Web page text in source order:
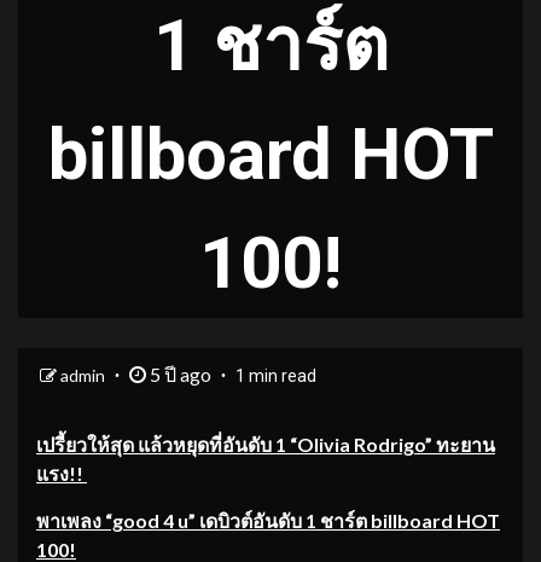
1 ชาร์ต
billboard HOT
100!
admin 5 ปี ago 1 min read
เปรี้ยวให้สุด แล้วหยุดที่อันดับ 1 “Olivia Rodrigo” ทะยาน
แรง!!
พาเพลง “good 4 u” เดบิวต์อันดับ 1 ชาร์ต billboard HOT
100!